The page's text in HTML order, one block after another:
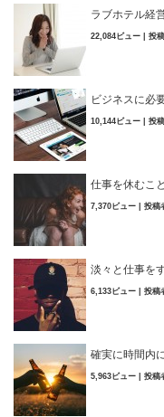
ラブホテル経
22,084ビュー 投
ビジネスに必
10,144ビュー 投
仕事を休むこ
7,370ビュー 投稿
淡々と仕事を
6,133ビュー 投稿
確実に時間内
5,963ビュー 投稿